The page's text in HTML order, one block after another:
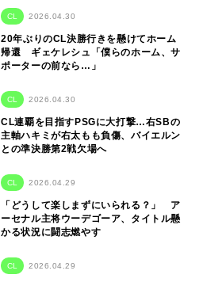
CL 2026.04.30
20年ぶりのCL決勝行きを懸けてホーム
帰還 ギェケレシュ「僕らのホーム、サ
ポーターの前なら…」
CL 2026.04.30
CL連覇を目指すPSGに大打撃…右SBの
主軸ハキミが右太もも負傷、バイエルン
との準決勝第2戦欠場へ
CL 2026.04.29
「どうして楽しまずにいられる？」 ア
ーセナル主将ウーデゴーア、タイトル懸
かる状況に闘志燃やす
CL 2026.04.29